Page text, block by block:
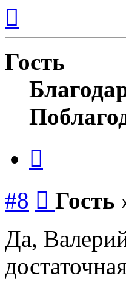
началу
Гость
#8 Гость
Да,